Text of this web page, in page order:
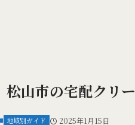
松山市の宅配クリ
地域別ガイド 2025年1月15日